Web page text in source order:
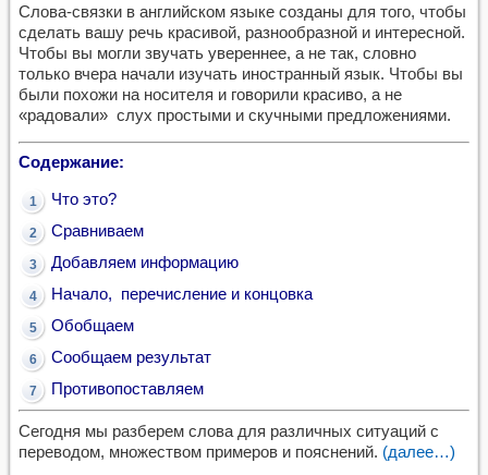
Слова-связки в английском языке созданы для того, чтобы
сделать вашу речь красивой, разнообразной и интересной.
Чтобы вы могли звучать увереннее, а не так, словно
только вчера начали изучать иностранный язык. Чтобы вы
были похожи на носителя и говорили красиво, а не
«радовали» слух простыми и скучными предложениями.
Содержание:
Что это?
Сравниваем
Добавляем информацию
Начало, перечисление и концовка
Обобщаем
Сообщаем результат
Противопоставляем
Сегодня мы разберем слова для различных ситуаций с
переводом, множеством примеров и пояснений. (далее…)